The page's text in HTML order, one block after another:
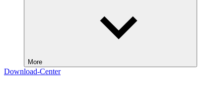
More
Download-Center